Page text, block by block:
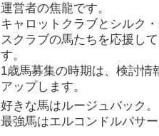
運営者の焦龍です。
キャロットクラブとシルク
スクラブの馬たちを応援して
す。
1歳馬募集の時期は、検討情
アップします。
好きな馬はルージュバック。
最強馬はエルコンドルパサー